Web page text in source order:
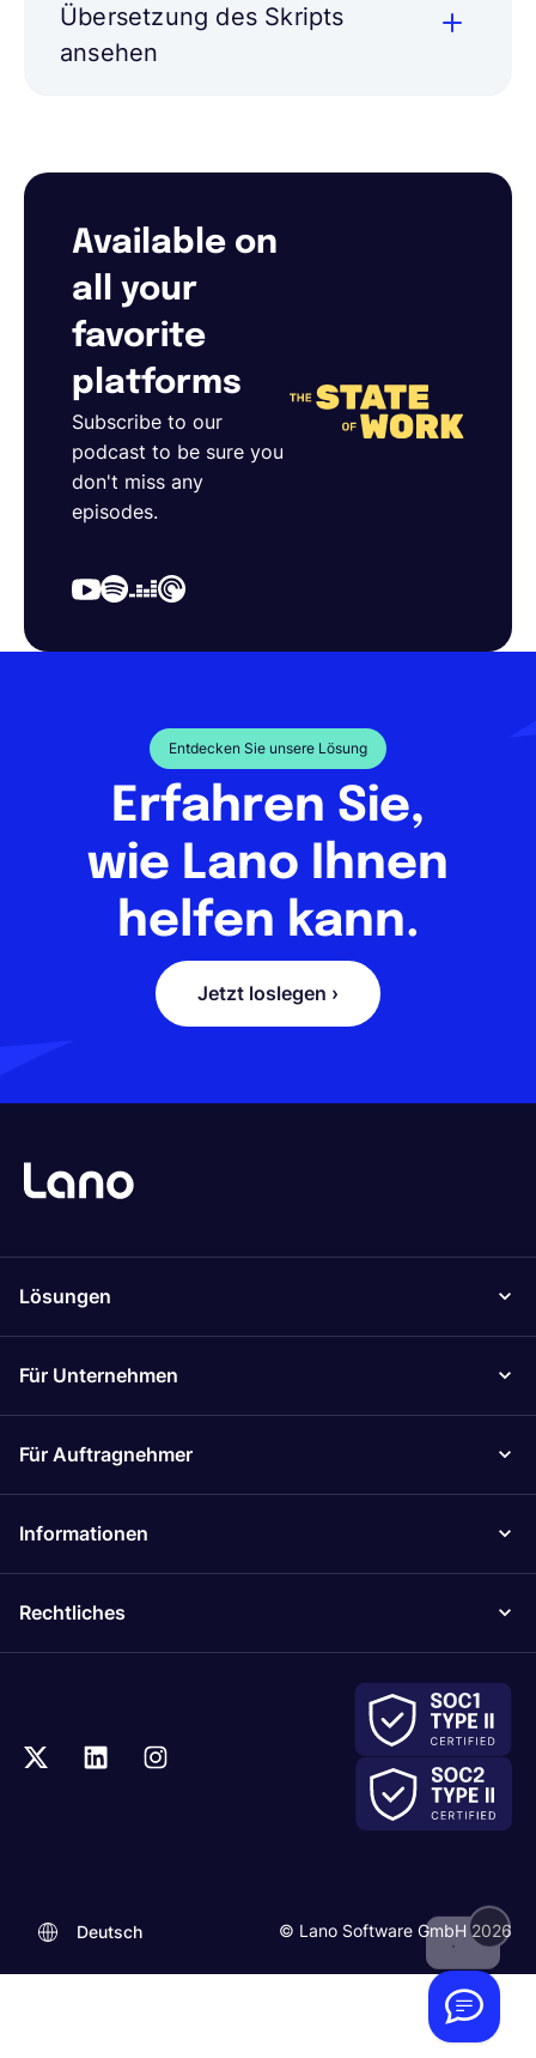
Übersetzung des Skripts
ansehen
Available on
all your
favorite
platforms
Subscribe to our
podcast to be sure you
don't miss any
episodes.
Entdecken Sie unsere Lösung
Erfahren Sie,
wie Lano Ihnen
helfen kann.
Jetzt loslegen ›
Lösungen
Für Unternehmen
Für Auftragnehmer
Informationen
Rechtliches
© Lano Software GmbH 2026
Deutsch